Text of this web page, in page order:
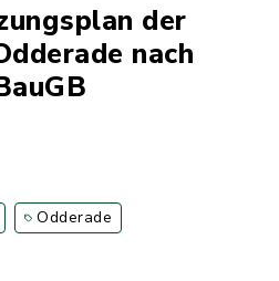
der
nach
Odderade